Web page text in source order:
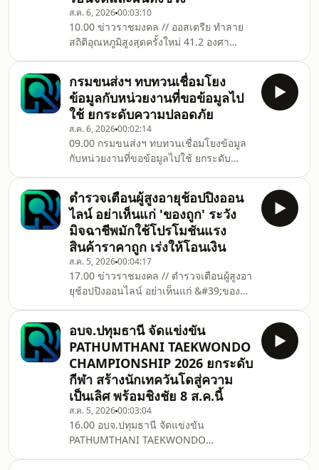
ส.ค. 6, 202600:03:10
10.00 ข่าวราชมงคล // ออสเตรีย ทำลาย
สถิติอุณหภูมิสูงสุดครั้งใหม่ 41.2 องศา
กรมขนส่งฯ ทบทวนเชื่อมโยง
ข้อมูลกับหน่วยงานที่ขอข้อมูลไป
ใช้ ยกระดับความปลอดภัย
ส.ค. 6, 202600:02:14
09.00 กรมขนส่งฯ ทบทวนเชื่อมโยงข้อมูล
กับหน่วยงานที่ขอข้อมูลไปใช้ ยกระดับ
ตำรวจเตือนผู้สูงอายุช้อปปิงออน
ไลน์ อย่าเห็นแก่ 'ของถูก' ระวัง
มิจฉาชีพมักใช้โปรโมชันแรง
สินค้าราคาถูก เร่งให้โอนเงิน
ส.ค. 5, 202600:04:17
17.00 ข่าวราชมงคล // ตำรวจเตือนผู้สูงอา
ยุช้อปปิงออนไลน์ อย่าเห็นแก่ &#39;ของ
แรง สินค้าราคาถูก เร่งให้โอนเงิน
อบจ.ปทุมธานี จัดแข่งขัน
PATHUMTHANI TAEKWONDO
CHAMPIONSHIP 2026 ยกระดับ
กีฬา สร้างนักเทควันโดสู่ความ
เป็นเลิศ พร้อมชิงชัย 8 ส.ค.นี้
ส.ค. 5, 202600:03:04
16.00 อบจ.ปทุมธานี จัดแข่งขัน
PATHUMTHANI TAEKWONDO